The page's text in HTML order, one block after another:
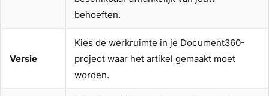
behoeften.
Versie
Kies de werkruimte in je Document360-
project waar het artikel gemaakt moet
worden.